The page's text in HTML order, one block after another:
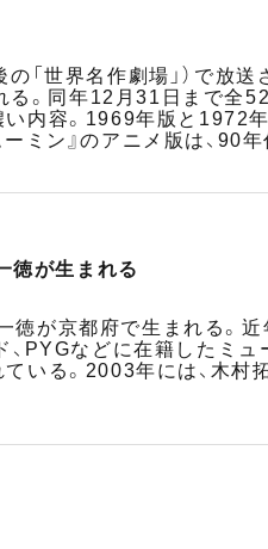
「世界名作劇場」）で放
。同年12月31日まで全
内容。1969年版と1972
ミン』のアニメ版は、
徳が生まれる
が京都府で生まれる。
PYGなどに在籍したミ
いる。2003年には、木